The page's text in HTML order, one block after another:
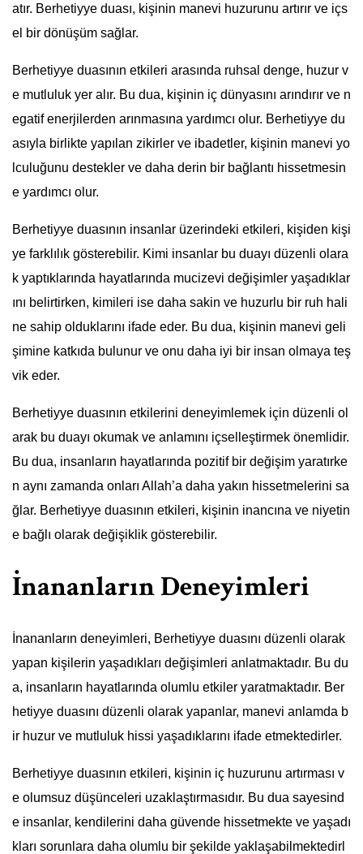
atır. Berhetiyye duası, kişinin manevi huzurunu artırır ve içs
el bir dönüşüm sağlar.
Berhetiyye duasının etkileri arasında ruhsal denge, huzur v
e mutluluk yer alır. Bu dua, kişinin iç dünyasını arındırır ve n
egatif enerjilerden arınmasına yardımcı olur. Berhetiyye du
asıyla birlikte yapılan zikirler ve ibadetler, kişinin manevi yo
lculuğunu destekler ve daha derin bir bağlantı hissetmesin
e yardımcı olur.
Berhetiyye duasının insanlar üzerindeki etkileri, kişiden kişi
ye farklılık gösterebilir. Kimi insanlar bu duayı düzenli olara
k yaptıklarında hayatlarında mucizevi değişimler yaşadıklar
ını belirtirken, kimileri ise daha sakin ve huzurlu bir ruh hali
ne sahip olduklarını ifade eder. Bu dua, kişinin manevi geli
şimine katkıda bulunur ve onu daha iyi bir insan olmaya teş
vik eder.
Berhetiyye duasının etkilerini deneyimlemek için düzenli ol
arak bu duayı okumak ve anlamını içselleştirmek önemlidir.
Bu dua, insanların hayatlarında pozitif bir değişim yaratırke
n aynı zamanda onları Allah’a daha yakın hissetmelerini sa
ğlar. Berhetiyye duasının etkileri, kişinin inancına ve niyetin
e bağlı olarak değişiklik gösterebilir.
İnananların Deneyimleri
İnananların deneyimleri, Berhetiyye duasını düzenli olarak
yapan kişilerin yaşadıkları değişimleri anlatmaktadır. Bu du
a, insanların hayatlarında olumlu etkiler yaratmaktadır. Ber
hetiyye duasını düzenli olarak yapanlar, manevi anlamda b
ir huzur ve mutluluk hissi yaşadıklarını ifade etmektedirler.
Berhetiyye duasının etkileri, kişinin iç huzurunu artırması v
e olumsuz düşünceleri uzaklaştırmasıdır. Bu dua sayesind
e insanlar, kendilerini daha güvende hissetmekte ve yaşadı
kları sorunlara daha olumlu bir şekilde yaklaşabilmektedirl